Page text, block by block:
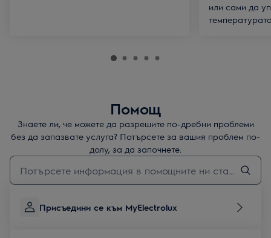
или сами да
Помощ
Знаете ли, че можете да разрешите по-дребни проблеми
без да запазвате услуга? Потърсете за вашия проблем по-
долу, за да започнете.
Въведете текст за да потърсите статии за поддръжка
Присъедини се към MyElectrolux